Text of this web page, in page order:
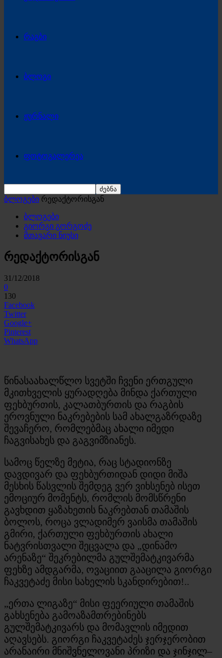
რაგბი
ბლოგი
ჟურნალი
ფოტოგალერეა
ბლოგები რედაქტორისგან
ბლოგები
გიორგი გორგოძე
მთავარი ნიუსი
რედაქტორისგან
31/12/2018
0
130
Facebook
Twitter
Google+
Pinterest
WhatsApp
წინასაახალწლო სვეტში ჩვენი ერთგული
მკითხველის ყურადღება მინდა ქართული
ფეხბურთის, კალათბურთის და რაგბის
ეროვნული ნაკრებების სამ ახალგაზრდაზე
შევაჩერო, რომლებმაც ახალი იმედი
ჩაგვისახეს და გაგვიმზიანეს.
სამოც წელზე მეტია, რაც სტადიონზე
დავდივარ და ფეხბურთიდან დიდი მიშა
მესხის წასვლის შემდეგ ვერ ვიხსენებ ისეთ
ემოციურ მომენტს, რომლის მომსწრენი
გავხდით ყაზახეთის ნაკრებთან თამაშის
ბოლოს, როცა ვლადიმერ ვაისმა თამაშის
გმირი, ქართული ფეხბურთის ახალი
ნატვრისთვალი შეცვალა და „დინამო
არენაზე“ შეკრებილმა გულშემატკივარმა
ფეხზე ამდგარმა, ოვაციით გააცილა გიორგი
ჩაკვეტაძე მისი სახელის სკანდირებით!..
„ერთა ლიგაზე“ მისი ფეერიული თამაშის
გახსენება გამოაზამთრებინებს
გულშემატკივარს და მომავლის იმედით
აღავსებს. გიორგი ჩაკვეტაძეს ჯერჯერობით
არანაირი მნიშვნელოვანი პრიზი და ჯინჯილ–